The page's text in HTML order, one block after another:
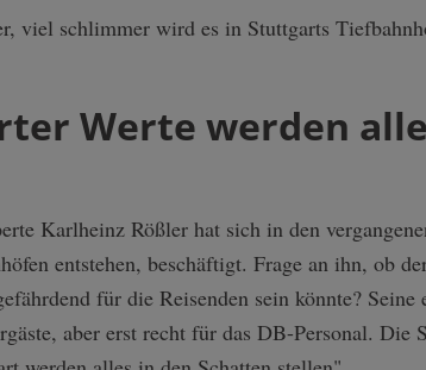
viel schlimmer wird es in Stuttgarts
Werte werden
Karlheinz Rößler hat sich in den
entstehen, beschäftigt. Frage an ihn, ob
für die Reisenden sein könnte?
aber erst recht für das DB-Personal.